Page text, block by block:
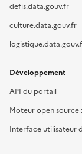
defis.data.gouv.fr
culture.data.gouv.fr
Développement
API du portail
Moteur open source
Interface utilisateur